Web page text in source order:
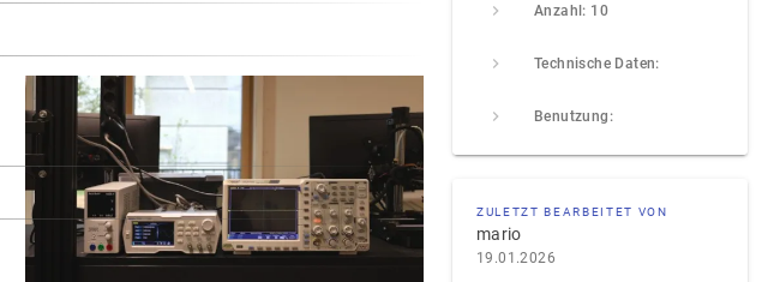
Anzahl: 10
Technische Daten:
Benutzung:
ZULETZT BEARBEITET VON
mario
19.01.2026